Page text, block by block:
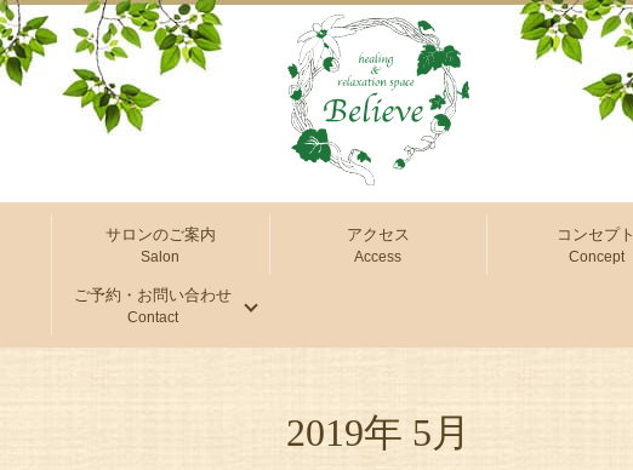
サロンのご案内
Salon
アクセス
Access
コンセプト
Concept
ご予約・お問い合わせ
Contact
2019年 5月